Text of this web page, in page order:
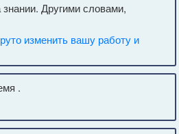
Другими словами,
изменить вашу работу и
.